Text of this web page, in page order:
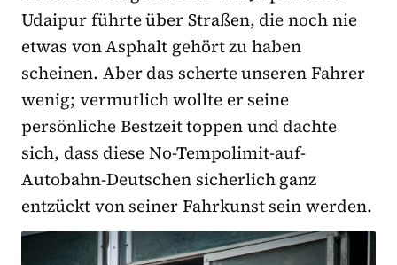
Udaipur führte über Straßen, die noch nie
etwas von Asphalt gehört zu haben
scheinen. Aber das scherte unseren Fahrer
wenig; vermutlich wollte er seine
persönliche Bestzeit toppen und dachte
sich, dass diese No-Tempolimit-auf-
Autobahn-Deutschen sicherlich ganz
entzückt von seiner Fahrkunst sein werden.